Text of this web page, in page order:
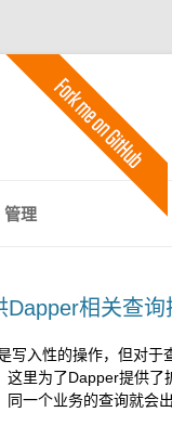
管理
Dapper相关查询
写入性的操作，但对
里为了Dapper提供
一个业务的查询就会